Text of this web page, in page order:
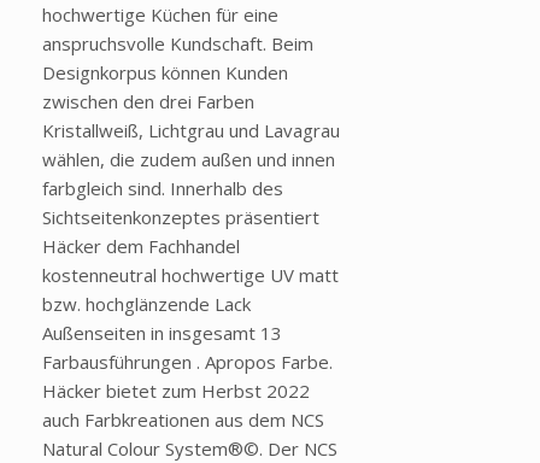
hochwertige Küchen für eine
anspruchsvolle Kundschaft. Beim
Designkorpus können Kunden
zwischen den drei Farben
Kristallweiß, Lichtgrau und Lavagrau
wählen, die zudem außen und innen
farbgleich sind. Innerhalb des
Sichtseitenkonzeptes präsentiert
Häcker dem Fachhandel
kostenneutral hochwertige UV matt
bzw. hochglänzende Lack
Außenseiten in insgesamt 13
Farbausführungen . Apropos Farbe.
Häcker bietet zum Herbst 2022
auch Farbkreationen aus dem NCS
Natural Colour System®©. Der NCS